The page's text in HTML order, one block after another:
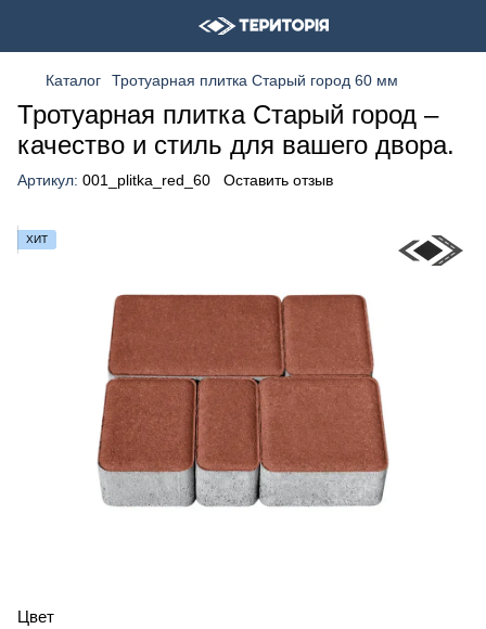
Каталог Тротуарная плитка Старый город 60 мм
Тротуарная плитка Старый город –
качество и стиль для вашего двора.
Артикул: 001_plitka_red_60 Оставить отзыв
ХИТ
Цвет